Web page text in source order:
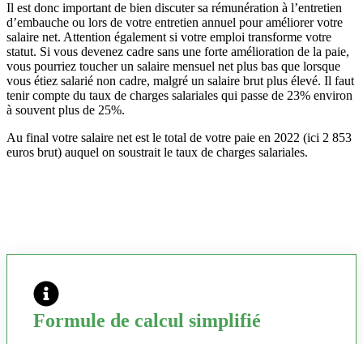
Il est donc important de bien discuter sa rémunération à l’entretien
d’embauche ou lors de votre entretien annuel pour améliorer votre
salaire net. Attention également si votre emploi transforme votre
statut. Si vous devenez cadre sans une forte amélioration de la paie,
vous pourriez toucher un salaire mensuel net plus bas que lorsque
vous étiez salarié non cadre, malgré un salaire brut plus élevé. Il faut
tenir compte du taux de charges salariales qui passe de 23% environ
à souvent plus de 25%.
Au final votre salaire net est le total de votre paie en 2022 (ici 2 853
euros brut) auquel on soustrait le taux de charges salariales.
Formule de calcul simplifié